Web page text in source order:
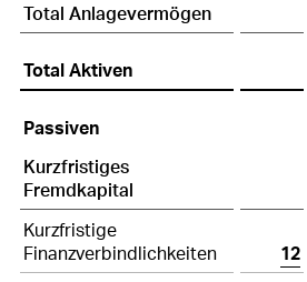
Total Anlagevermögen
Total Aktiven
Passiven
Kurzfristiges
Fremdkapital
Kurzfristige
Finanzverbindlichkeiten
12